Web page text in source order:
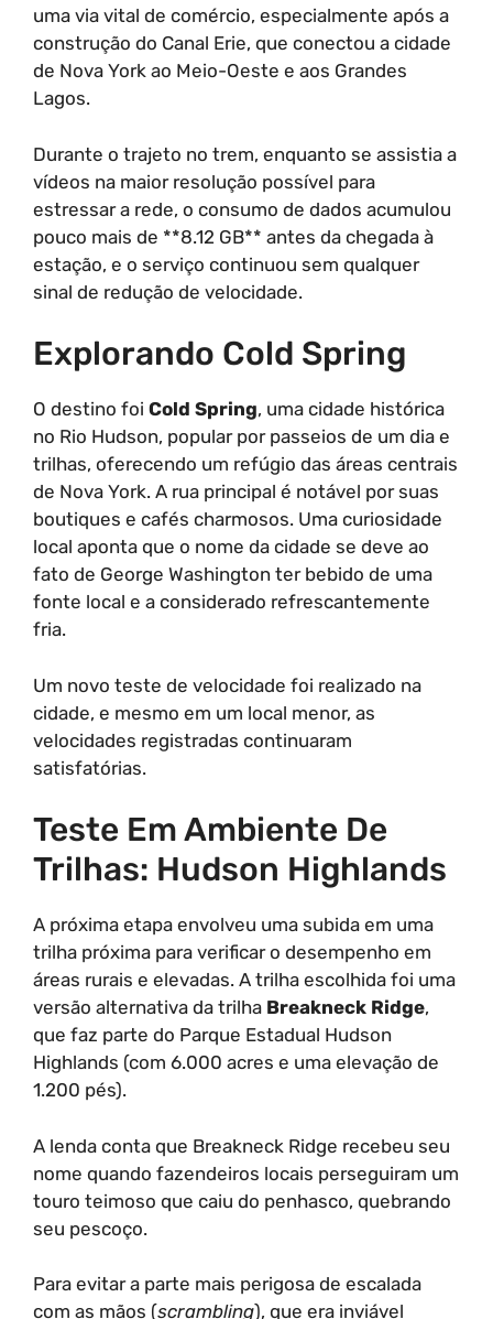
uma via vital de comércio, especialmente após a
construção do Canal Erie, que conectou a cidade
de Nova York ao Meio-Oeste e aos Grandes
Lagos.
Durante o trajeto no trem, enquanto se assistia a
vídeos na maior resolução possível para
estressar a rede, o consumo de dados acumulou
pouco mais de **8.12 GB** antes da chegada à
estação, e o serviço continuou sem qualquer
sinal de redução de velocidade.
Explorando Cold Spring
O destino foi Cold Spring, uma cidade histórica
no Rio Hudson, popular por passeios de um dia e
trilhas, oferecendo um refúgio das áreas centrais
de Nova York. A rua principal é notável por suas
boutiques e cafés charmosos. Uma curiosidade
local aponta que o nome da cidade se deve ao
fato de George Washington ter bebido de uma
fonte local e a considerado refrescantemente
fria.
Um novo teste de velocidade foi realizado na
cidade, e mesmo em um local menor, as
velocidades registradas continuaram
satisfatórias.
Teste Em Ambiente De
Trilhas: Hudson Highlands
A próxima etapa envolveu uma subida em uma
trilha próxima para verificar o desempenho em
áreas rurais e elevadas. A trilha escolhida foi uma
versão alternativa da trilha Breakneck Ridge,
que faz parte do Parque Estadual Hudson
Highlands (com 6.000 acres e uma elevação de
1.200 pés).
A lenda conta que Breakneck Ridge recebeu seu
nome quando fazendeiros locais perseguiram um
touro teimoso que caiu do penhasco, quebrando
seu pescoço.
Para evitar a parte mais perigosa de escalada
com as mãos (scrambling), que era inviável